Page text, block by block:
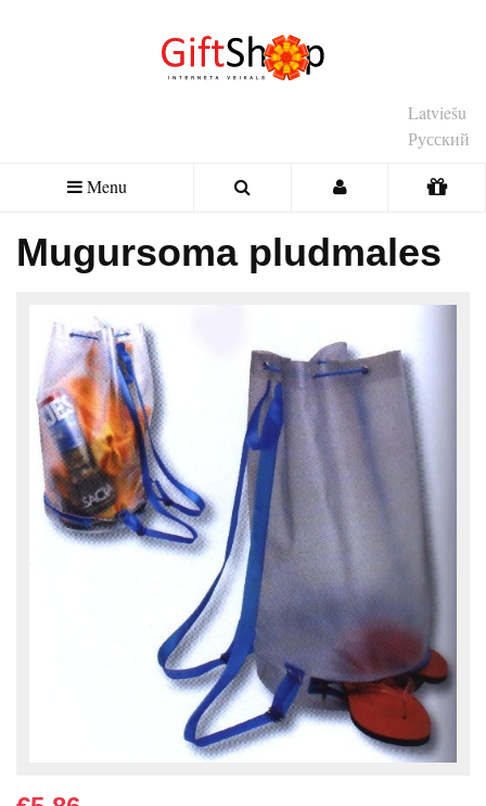
Latviešu
Русский
Menu
Mugursoma pludmales